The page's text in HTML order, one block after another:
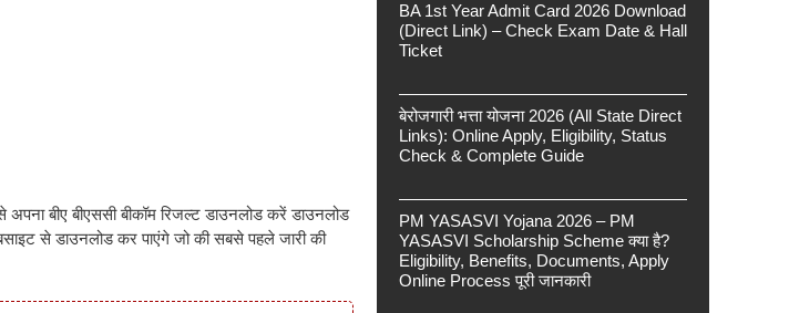
बीए बीएससी बीकॉम रिजल्ट डाउनलोड करें डाउनलोड
से डाउनलोड कर पाएंगे जो की सबसे पहले जारी की
BA 1st Year Admit Card 2026 Download
(Direct Link) – Check Exam Date & Hall
Ticket
बेरोजगारी भत्ता योजना 2026 (All State Direct
Links): Online Apply, Eligibility, Status
Check & Complete Guide
PM YASASVI Yojana 2026 – PM
YASASVI Scholarship Scheme क्या है?
Eligibility, Benefits, Documents, Apply
Online Process पूरी जानकारी